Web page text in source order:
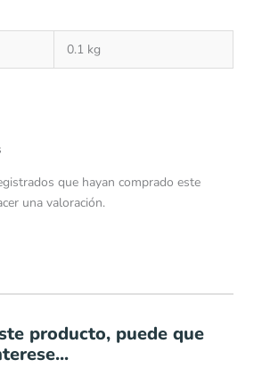
0.1 kg
que hayan comprado este
una valoración.
producto, puede que